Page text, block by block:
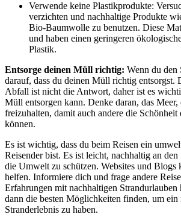
Verwende keine Plastikprodukte:
verzichten und nachhaltige Produkte
Bio-Baumwolle zu benutzen. Diese
und haben einen geringeren
Plastik.
Entsorge deinen Müll richtig: Wenn du den
darauf, dass du deinen Müll richtig entsorgst.
Abfall ist nicht die Antwort, daher ist es
Müll entsorgen kann. Denke daran, das
freizuhalten, damit auch andere die Schönheit
können.
Es ist wichtig, dass du beim Reisen ein
Reisender bist. Es ist leicht, nachhaltig an den
die Umwelt zu schützen. Websites und Blogs
helfen. Informiere dich und frage andere
Erfahrungen mit nachhaltigen Strandurlauben
dann die besten Möglichkeiten finden, um ein
Stranderlebnis zu haben.